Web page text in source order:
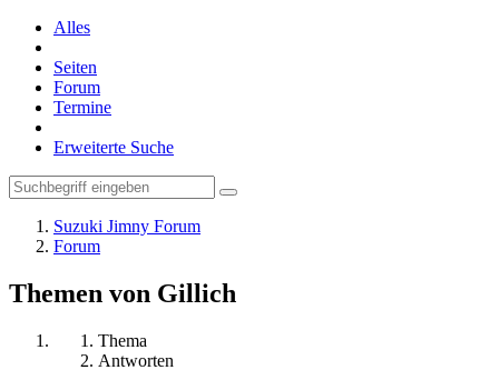
Alles
Seiten
Forum
Termine
Erweiterte Suche
Suzuki Jimny Forum
Forum
Themen von Gillich
Thema
Antworten